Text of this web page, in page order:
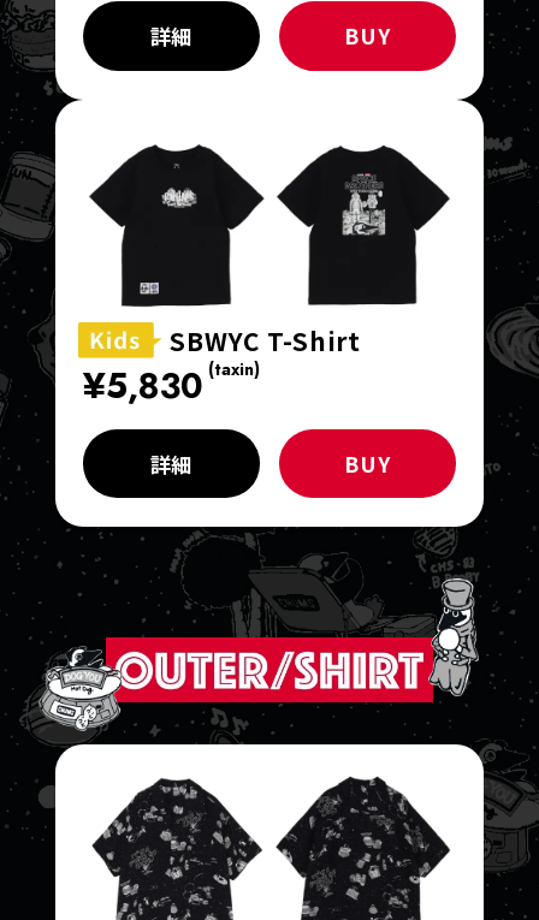
詳細 BUY
SBWYC T-Shirt
¥5,830 (taxin)
詳細 BUY